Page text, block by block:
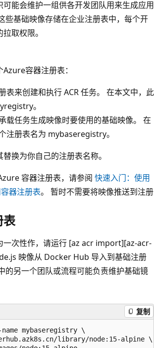
能会维护一组供各开发团队用来生成应用
些基础映像存储在企业注册表中，每个开
取权限。
容器注册表：
表来创建和执行 ACR 任务。 在本文中，此
。
载任务生成映像时要使用的基础映像。 在
注册表名为 mybaseregistry。
换为你自己的注册表名称。
容器注册表，请参阅 快速入门：使用
器注册表。 暂时不需要将映像推送到注册
表
一次性作，请运行 [az acr import][az-acr-
映像从 Docker Hub 导入到基础注册
的另一个团队或流程可能负责维护基础镜
复制
mybaseregistry \
library/node:15-alpine \